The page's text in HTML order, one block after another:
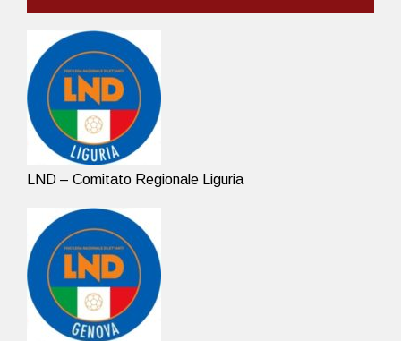
LND – Comitato Regionale Liguria